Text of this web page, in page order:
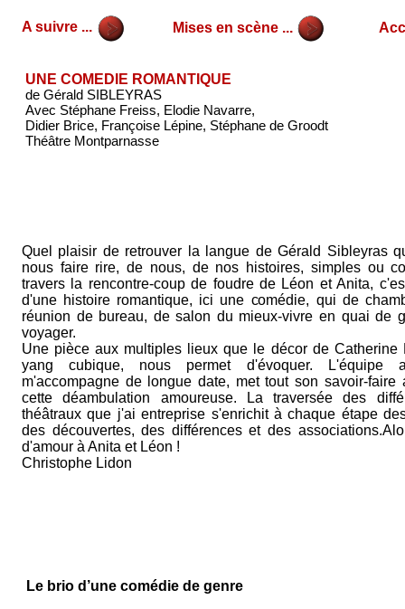
Mises en scène ...
A suivre ...
Le brio d’une comédie de genre
UNE COMEDIE ROMANTIQUE
de Gérald SIBLEYRAS
Avec Stéphane Freiss, Elodie Navarre,
Didier Brice, Françoise Lépine, Stéphane de Groodt
Théâtre Montparnasse
Quel plaisir de retrouver la langue de Gérald Sibleyras
nous faire rire, de nous, de nos histoires, simples ou
travers la rencontre-coup de foudre de Léon et Anita,
d'une histoire romantique, ici une comédie, qui de
réunion de bureau, de salon du mieux-vivre en quai de
voyager.
Une pièce aux multiples lieux que le décor de Catherine
yang cubique, nous permet d'évoquer. L'équipe
m'accompagne de longue date, met tout son savoir-faire
cette déambulation amoureuse. La traversée des
théâtraux que j'ai entreprise s'enrichit à chaque étape
des découvertes, des différences et des
d'amour à Anita et Léon !
Christophe Lidon